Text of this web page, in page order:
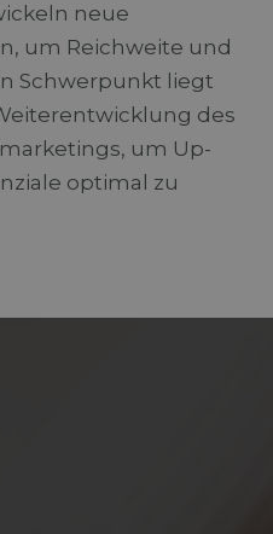
neue
um Reichweite und
Schwerpunkt liegt
des
um Up-
optimal zu